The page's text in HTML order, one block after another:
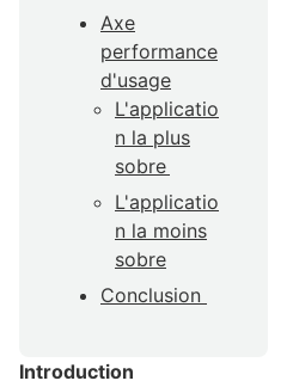
Introduction
Axe
performance
d'usage
L'applicatio
n la plus
sobre
L'applicatio
n la moins
sobre
Conclusion